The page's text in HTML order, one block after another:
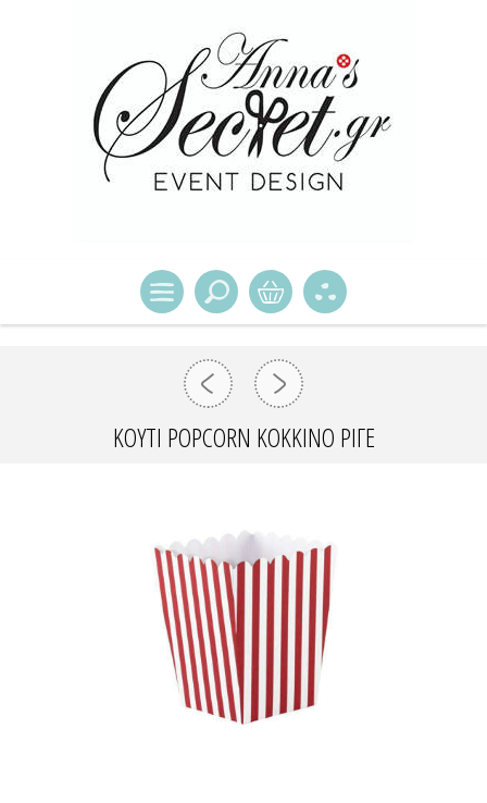
ΚΟΥΤΙ POPCORN ΚΟΚΚΙΝΟ ΡΙΓΕ